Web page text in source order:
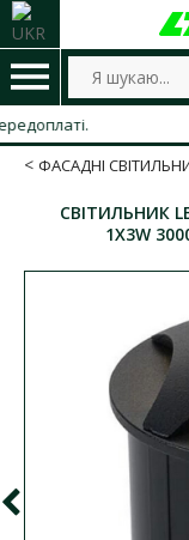
ФАСАДНІ
СВІТИЛЬНИК
1X3W